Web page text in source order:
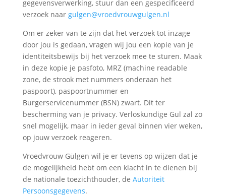
gegevensverwerking, stuur dan een gespecificeerd
verzoek naar gulgen@vroedvrouwgulgen.nl
Om er zeker van te zijn dat het verzoek tot inzage
door jou is gedaan, vragen wij jou een kopie van je
identiteitsbewijs bij het verzoek mee te sturen. Maak
in deze kopie je pasfoto, MRZ (machine readable
zone, de strook met nummers onderaan het
paspoort), paspoortnummer en
Burgerservicenummer (BSN) zwart. Dit ter
bescherming van je privacy. Verloskundige Gul zal zo
snel mogelijk, maar in ieder geval binnen vier weken,
op jouw verzoek reageren.
Vroedvrouw Gülgen wil je er tevens op wijzen dat je
de mogelijkheid hebt om een klacht in te dienen bij
de nationale toezichthouder, de Autoriteit
Persoonsgegevens.